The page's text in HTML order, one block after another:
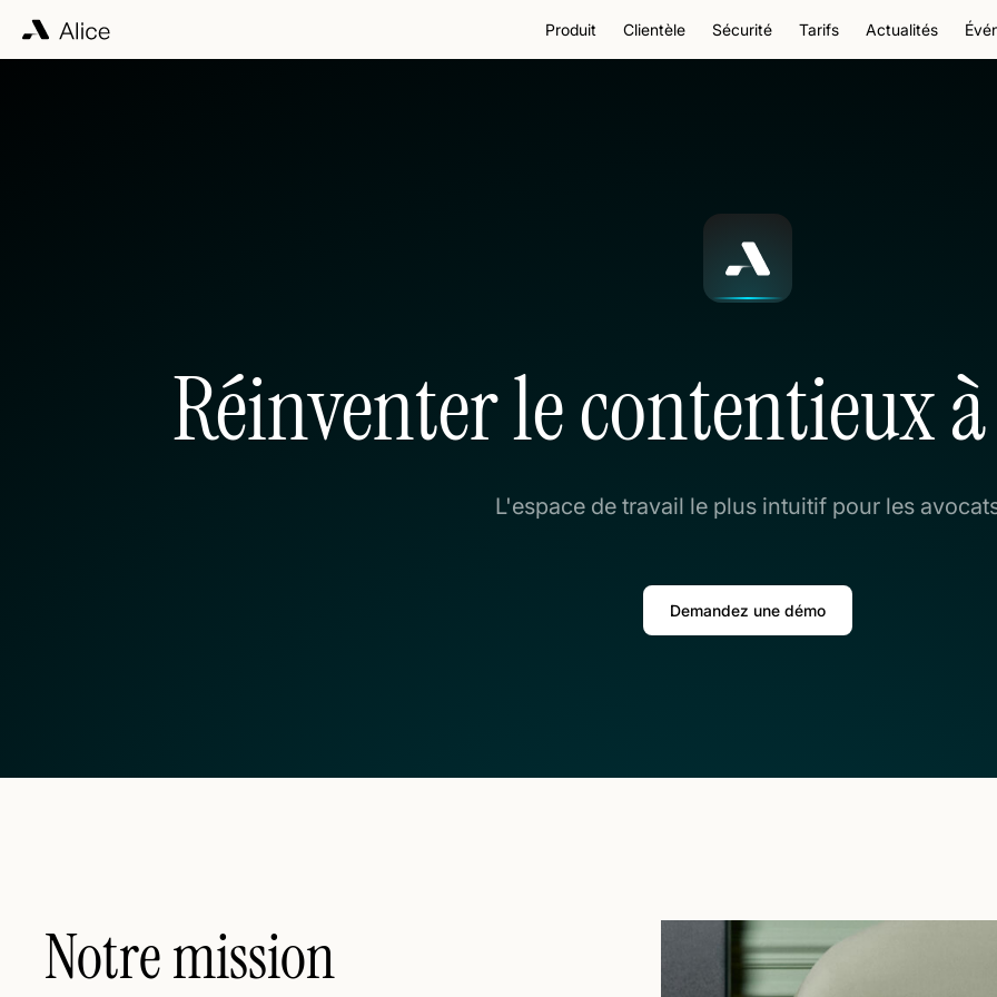
Produit Clientèle Sécurité Tarifs Actualités
Réinventer le contentieux à
L'espace de travail le plus intuitif pour les
Demandez une démo
Notre mission